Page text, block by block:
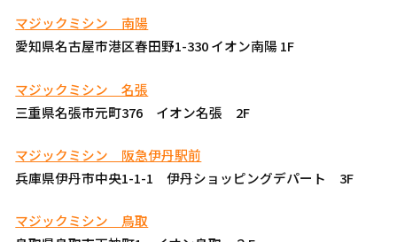
マジックミシン 南陽
愛知県名古屋市港区春田野1-330 イオン南陽 1F
マジックミシン 名張
三重県名張市元町376 イオン名張 2F
マジックミシン 阪急伊丹駅前
兵庫県伊丹市中央1-1-1 伊丹ショッピングデパート 3F
マジックミシン 鳥取